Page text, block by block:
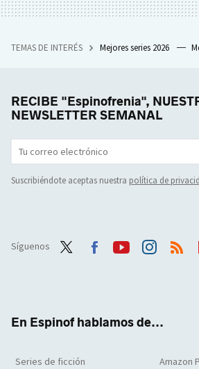
TEMAS DE INTERÉS Mejores series 2026
RECIBE "Espinofrenia",
NEWSLETTER SEMANAL
Suscribiéndote aceptas nuestra política de
Síguenos
En Espinof hablamos de...
Series de ficción Amazon